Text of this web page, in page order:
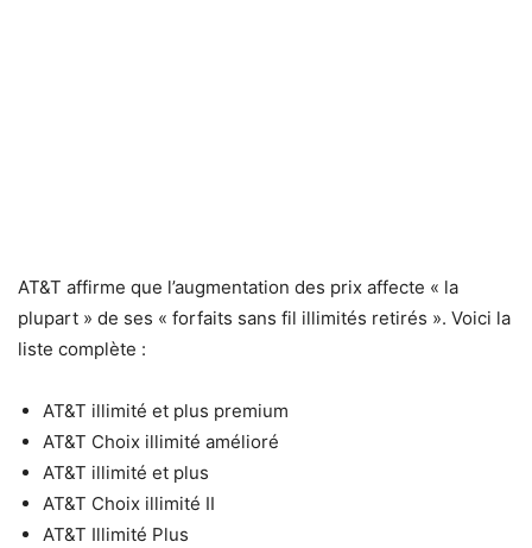
AT&T affirme que l’augmentation des prix affecte « la
plupart » de ses « forfaits sans fil illimités retirés ». Voici la
liste complète :
AT&T illimité et plus premium
AT&T Choix illimité amélioré
AT&T illimité et plus
AT&T Choix illimité II
AT&T Illimité Plus